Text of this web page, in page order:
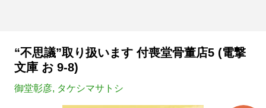
“不思議”取り扱います 付喪堂骨董店5 (電撃
文庫 お 9-8)
御堂彰彦, タケシマサトシ